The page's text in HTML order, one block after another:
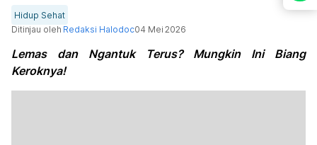
Hidup Sehat
Ditinjau oleh Redaksi Halodoc04 Mei 2026
Lemas dan Ngantuk Terus? Mungkin Ini Biang
Keroknya!